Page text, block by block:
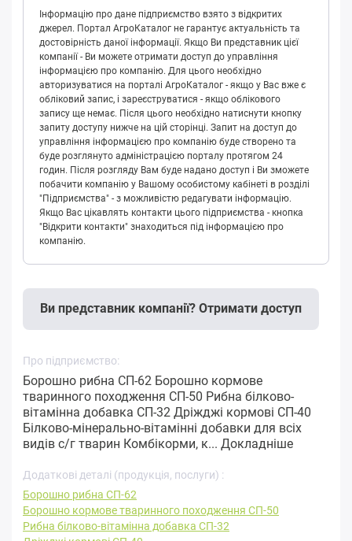
Інформацію про дане підприємство взято з відкритих
джерел. Портал АгроКаталог не гарантує актуальність та
достовірність даної інформації. Якщо Ви представник цієї
компанії - Ви можете отримати доступ до управління
інформацією про компанію. Для цього необхідно
авторизуватися на порталі АгроКаталог - якщо у Вас вже є
обліковий запис, і зареєструватися - якщо облікового
запису ще немає. Після цього необхідно натиснути кнопку
запиту доступу нижче на цій сторінці. Запит на доступ до
управління інформацією про компанію буде створено та
буде розглянуто адміністрацією порталу протягом 24
годин. Після розгляду Вам буде надано доступ і Ви зможете
побачити компанію у Вашому особистому кабінеті в розділі
"Підприємства" - з можливістю редагувати інформацію.
Якщо Вас цікавлять контакти цього підприємства - кнопка
"Відкрити контакти" знаходиться під інформацією про
компанію.
Ви представник компанії? Отримати доступ
Про підприємство:
Борошно рибна СП-62 Борошно кормове
тваринного походження СП-50 Рибна білково-
вітамінна добавка СП-32 Дріжджі кормові СП-40
Білково-мінерально-вітамінні добавки для всіх
видів с/г тварин Комбікорми, к... Докладніше
Додаткові деталі (продукція, послуги) :
Борошно рибна СП-62
Борошно кормове тваринного походження СП-50
Рибна білково-вітамінна добавка СП-32